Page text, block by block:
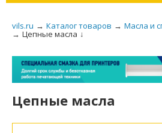
vils.ru → Каталог товаров → Масла и
→ Цепные масла ↓
Цепные масла